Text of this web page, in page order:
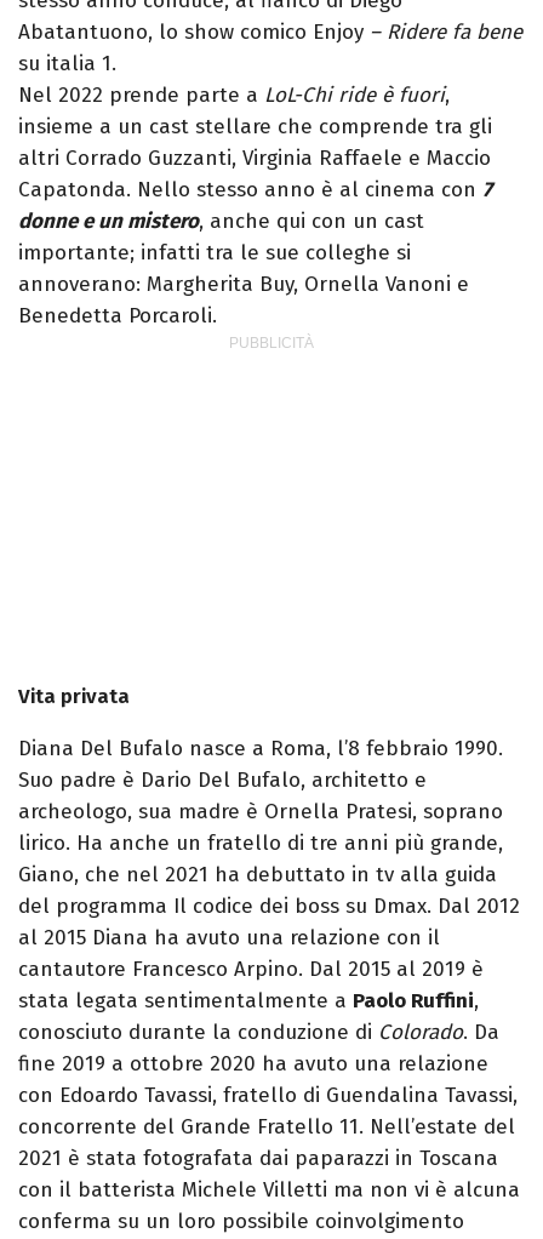
Abatantuono, lo show comico Enjoy – Ridere fa bene
su italia 1.
Nel 2022 prende parte a LoL-Chi ride è fuori,
insieme a un cast stellare che comprende tra gli
altri Corrado Guzzanti, Virginia Raffaele e Maccio
Capatonda. Nello stesso anno è al cinema con 7
donne e un mistero, anche qui con un cast
importante; infatti tra le sue colleghe si
annoverano: Margherita Buy, Ornella Vanoni e
Benedetta Porcaroli.
Vita privata
Diana Del Bufalo nasce a Roma, l’8 febbraio 1990.
Suo padre è Dario Del Bufalo, architetto e
archeologo, sua madre è Ornella Pratesi, soprano
lirico. Ha anche un fratello di tre anni più grande,
Giano, che nel 2021 ha debuttato in tv alla guida
del programma Il codice dei boss su Dmax. Dal 2012
al 2015 Diana ha avuto una relazione con il
cantautore Francesco Arpino. Dal 2015 al 2019 è
stata legata sentimentalmente a Paolo Ruffini,
conosciuto durante la conduzione di Colorado. Da
fine 2019 a ottobre 2020 ha avuto una relazione
con Edoardo Tavassi, fratello di Guendalina Tavassi,
concorrente del Grande Fratello 11. Nell’estate del
2021 è stata fotografata dai paparazzi in Toscana
con il batterista Michele Villetti ma non vi è alcuna
conferma su un loro possibile coinvolgimento